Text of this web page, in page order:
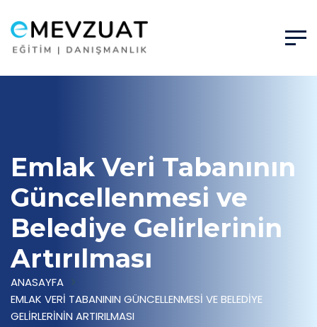
Emlak Veri Tabanının
Güncellenmesi ve
Belediye Gelirlerinin
Artırılması
ANASAYFA
EMLAK VERI TABANININ GÜNCELLENMESI VE BELEDIYE
GELIRLERININ ARTIRILMASI